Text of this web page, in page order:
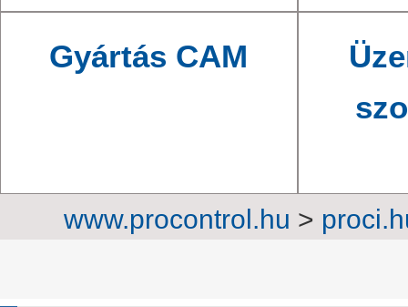
Gyártás CAM
www.procontrol.hu >